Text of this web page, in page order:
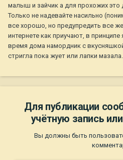
малыш и зайчик а для прохожих это
Только не надевайте насильно
все хорошо, но предупредить все
интернете как приучают, в
время дома намордник с
стригла пока жует или лапки мазала.
Для публикации
учётную запись
Вы должны быть